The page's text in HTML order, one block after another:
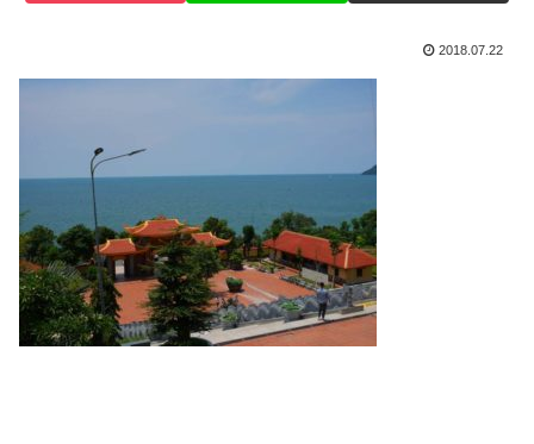
2018.07.22